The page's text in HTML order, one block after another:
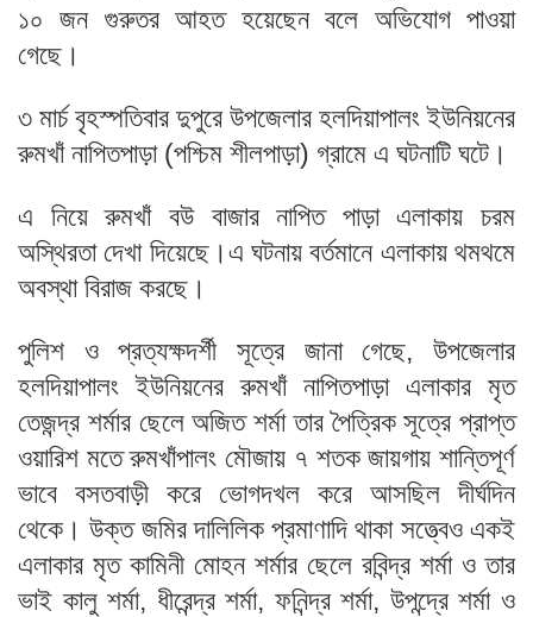
১০ জন গুরুতর আহত হয়েছেন বলে অভিযোগ পাওয়া
গেছে।
৩ মার্চ বৃহস্পতিবার দুপুরে উপজেলার হলদিয়াপালং ইউনিয়নের
রুমখাঁ নাপিতপাড়া (পশ্চিম শীলপাড়া) গ্রামে এ ঘটনাটি ঘটে।
এ নিয়ে রুমখাঁ বউ বাজার নাপিত পাড়া এলাকায় চরম
অস্থিরতা দেখা দিয়েছে।এ ঘটনায় বর্তমানে এলাকায় থমথমে
অবস্থা বিরাজ করছে।
পুলিশ ও প্রত্যক্ষদর্শী সূত্রে জানা গেছে, উপজেলার
হলদিয়াপালং ইউনিয়নের রুমখাঁ নাপিতপাড়া এলাকার মৃত
তেজন্দ্র শর্মার ছেলে অজিত শর্মা তার পৈত্রিক সূত্রে প্রাপ্ত
ওয়ারিশ মতে রুমখাঁপালং মৌজায় ৭ শতক জায়গায় শান্তিপূর্ণ
ভাবে বসতবাড়ী করে ভোগদখল করে আসছিল দীর্ঘদিন
থেকে। উক্ত জমির দালিলিক প্রমাণাদি থাকা সত্ত্বেও একই
এলাকার মৃত কামিনী মোহন শর্মার ছেলে রবিন্দ্র শর্মা ও তার
ভাই কালু শর্মা, ধীরেন্দ্র শর্মা, ফনিন্দ্র শর্মা, উপন্দ্রে শর্মা ও